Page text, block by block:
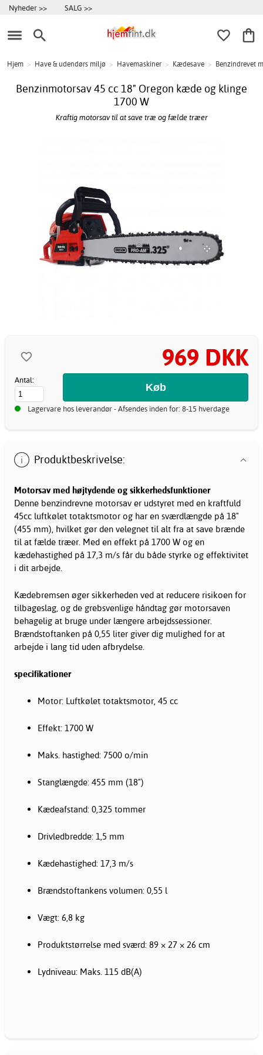
Nyheder >> SALG >>
Hjem > Have & udendørs miljø > Havemaskiner > Kædesave > Benzindrevet
Benzinmotorsav 45 cc 18" Oregon kæde og klinge
1700 W
Kraftig motorsav til at save træ og fælde træer
969 DKK
Antal:
Lagervare hos leverandør - Afsendes inden for: 8-15 hverdage
Produktbeskrivelse:
Motorsav med højtydende og sikkerhedsfunktioner
Denne benzindrevne motorsav er udstyret med en kraftfuld
45cc luftkølet totaktsmotor og har en sværdlængde på 18"
(455 mm), hvilket gør den velegnet til alt fra at save brænde
til at fælde træer. Med en effekt på 1700 W og en
kædehastighed på 17,3 m/s får du både styrke og effektivitet
i dit arbejde.
Kædebremsen øger sikkerheden ved at reducere risikoen for
tilbageslag, og de grebsvenlige håndtag gør motorsaven
behagelig at bruge under længere arbejdssessioner.
Brændstoftanken på 0,55 liter giver dig mulighed for at
arbejde i lang tid uden afbrydelse.
specifikationer
Motor: Luftkølet totaktsmotor, 45 cc
Effekt: 1700 W
Maks. hastighed: 7500 o/min
Stanglængde: 455 mm (18")
Kædeafstand: 0,325 tommer
Drivledbredde: 1,5 mm
Kædehastighed: 17,3 m/s
Brændstoftankens volumen: 0,55 l
Vægt: 6,8 kg
Produktstørrelse med sværd: 89 × 27 × 26 cm
Lydniveau: Maks. 115 dB(A)